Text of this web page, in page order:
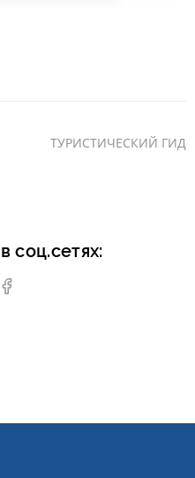
ТУРИСТИЧЕСКИЙ ГИД
соц.сетях: